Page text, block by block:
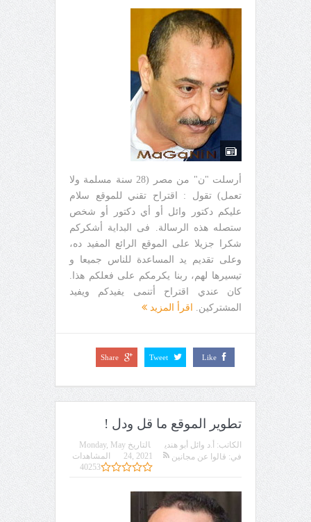
أرسلت "ن" من مصر (28 سنة مسلمة ولا
تعمل) تقول : اقتراح تقني للموقع سلام
عليكم دكتور وائل أو أي دكتور أو شخص
ستصله هذه الرسالة. فى البداية أشكركم
شكرا جزيلا على الموقع الرائع المفيد ده،
وعلى تقديم يد المساعدة للناس جميعا و
تيسيرها لهم، ربنا يكرمكم على فعلكم هذا.
كان عندي اقتراح أتنمى يفيدكم ويفيد
المشتركين. اقرأ المزيد
Like
Tweet
Share
تطوير الموقع ما قل ودل !
الكاتب: أ.د وائل أبو هندي التاريخ Monday, May
24, 2021
في: قالوا عن مجانين
المشاهدات
40253